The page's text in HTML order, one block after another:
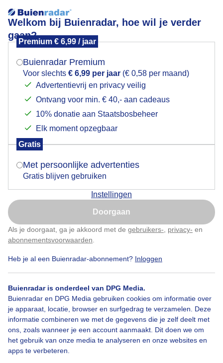
Welkom bij Buienradar, hoe wil je verder
gaan?
Premium € 6,99 / jaar
Buienradar Premium
Voor slechts € 6,99 per jaar (€ 0,58 per maand)
Advertentievrij en privacy veilig
Ontvang voor min. € 40,- aan cadeaus
10% donatie aan Staatsbosbeheer
Elk moment opzegbaar
Gratis
Met persoonlijke advertenties
Gratis blijven gebruiken
Instellingen
Doorgaan
Als je doorgaat, ga je akkoord met de gebruikers- privacy- en
abonnementsvoorwaarden
Heb je al een Buienradar-abonnement? Inloggen
Buienradar is onderdeel van DPG Media.
Buienradar en DPG Media gebruiken cookies om informatie over
je apparaat, locatie, browser en surfgedrag te verzamelen. Deze
informatie combineren we met de gegevens die je zelf deelt met
ons, zoals wanneer je een account aanmaakt. Dit doen we om
het gebruik van onze media te analyseren en onze websites en
apps te verbeteren.
DIJK HUISJES WOLKENLUCHT LELYSTAD FLEVOLAND
17 MEI
Bekijk slideshow
Mogen we je locatie gebruiken voor het
Indien je hier nog geen akkoord op hebt gegeven,
verschijnt er zo een pop-up uit je browser waarin
Is goed, toon de popup
Nu niet, misschien later
Klik hierom dit aan te passen